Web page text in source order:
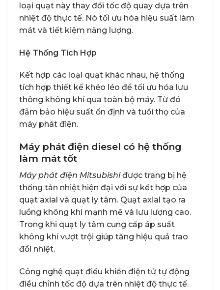
loại quạt này thay đổi tốc độ quay dựa trên
nhiệt độ thực tế. Nó tối ưu hóa hiệu suất làm
mát và tiết kiệm năng lượng.
Hệ Thống Tích Hợp
Kết hợp các loại quạt khác nhau, hệ thống
tích hợp thiết kế khéo léo để tối ưu hóa lưu
thông không khí qua toàn bộ máy. Từ đó
đảm bảo hiệu suất ổn định và tuổi thọ của
máy phát điện.
Máy phát điện diesel có hệ thống
làm mát tốt
Máy phát điện Mitsubishiđược trang bị hệ
thống tản nhiệt hiện đại với sự kết hợp của
quạt axial và quạt ly tâm. Quạt axial tạo ra
luồng không khí mạnh mẽ và lưu lượng cao.
Trong khi quạt ly tâm cung cấp áp suất
không khí vượt trội giúp tăng hiệu quả trao
đổi nhiệt.
Công nghệ quạt điều khiển điện tử tự động
điều chỉnh tốc độ dựa trên nhiệt độ thực tế.